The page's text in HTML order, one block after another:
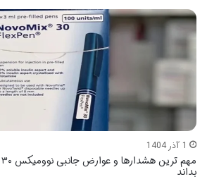
1 آذر 1404
بداند